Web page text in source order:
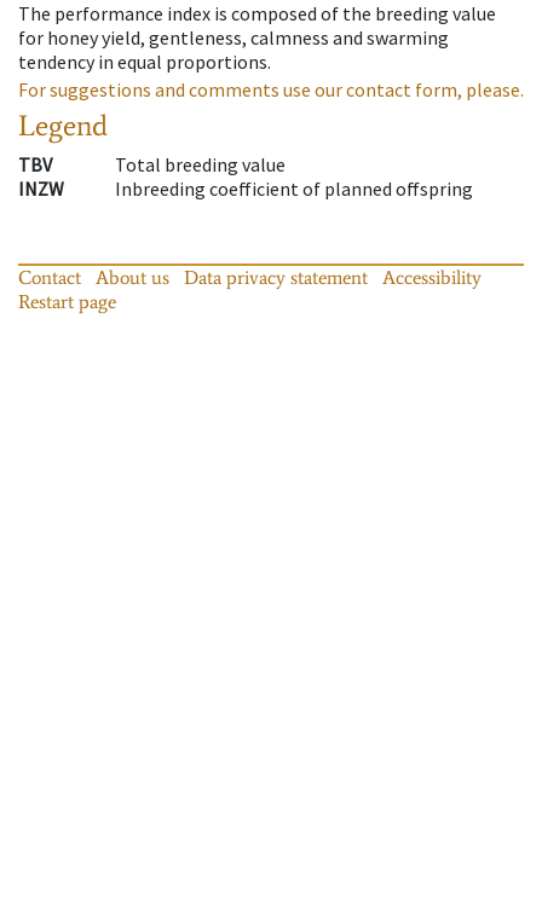
The performance index is composed of the breeding value
for honey yield, gentleness, calmness and swarming
tendency in equal proportions.
For suggestions and comments use our contact form, please.
Legend
TBV
Total breeding value
INZW
Inbreeding coefficient of planned offspring
Contact About us Data privacy statement
Accessibility
Restart page